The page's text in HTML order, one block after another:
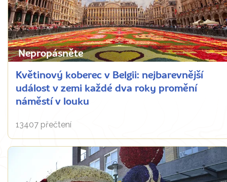
Nepropásněte
Květinový koberec v Belgii: nejbarevnější
událost v zemi každé dva roky promění
náměstí v louku
13407 přečtení